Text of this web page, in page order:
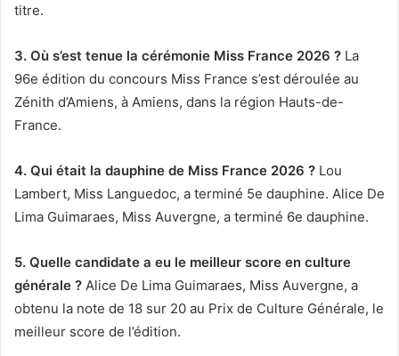
titre.
3. Où s’est tenue la cérémonie Miss France 2026 ? La
96e édition du concours Miss France s’est déroulée au
Zénith d’Amiens, à Amiens, dans la région Hauts-de-
France.
4. Qui était la dauphine de Miss France 2026 ? Lou
Lambert, Miss Languedoc, a terminé 5e dauphine. Alice De
Lima Guimaraes, Miss Auvergne, a terminé 6e dauphine.
5. Quelle candidate a eu le meilleur score en culture
générale ? Alice De Lima Guimaraes, Miss Auvergne, a
obtenu la note de 18 sur 20 au Prix de Culture Générale, le
meilleur score de l’édition.